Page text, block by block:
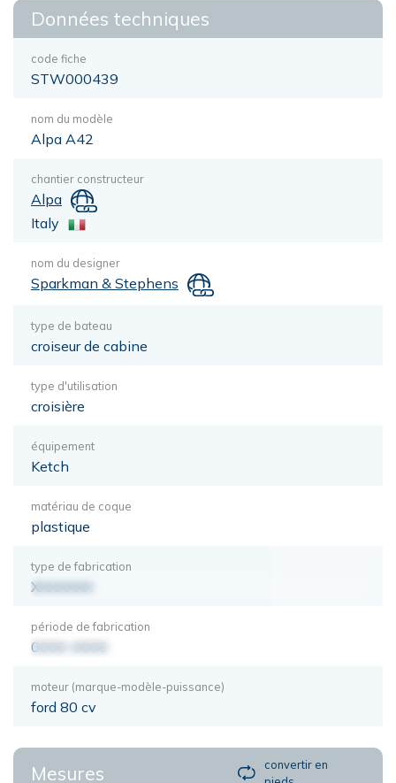
Données techniques
code fiche
STW000439
nom du modèle
Alpa A42
chantier constructeur
Alpa
Italy
nom du designer
Sparkman & Stephens
type de bateau
croiseur de cabine
type d'utilisation
croisière
équipement
Ketch
matériau de coque
plastique
type de fabrication
XXXXXXX
période de fabrication
0000-0000
moteur (marque-modèle-puissance)
ford 80 cv
Mesures
convertir en